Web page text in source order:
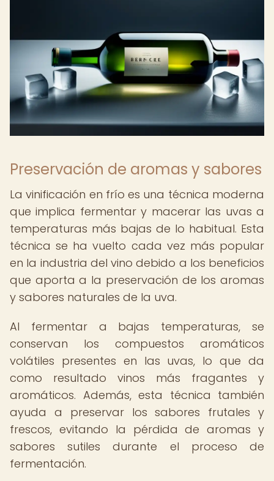
Preservación de aromas y sabores
La vinificación en frío es una técnica moderna
que implica fermentar y macerar las uvas a
temperaturas más bajas de lo habitual. Esta
técnica se ha vuelto cada vez más popular
en la industria del vino debido a los beneficios
que aporta a la preservación de los aromas
y sabores naturales de la uva.
Al fermentar a bajas temperaturas, se
conservan los compuestos aromáticos
volátiles presentes en las uvas, lo que da
como resultado vinos más fragantes y
aromáticos. Además, esta técnica también
ayuda a preservar los sabores frutales y
frescos, evitando la pérdida de aromas y
sabores sutiles durante el proceso de
fermentación.